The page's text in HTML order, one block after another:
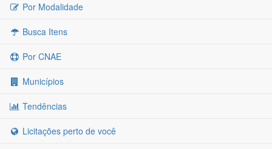
Por Modalidade
Busca Itens
Por CNAE
Municípios
Tendências
Licitações perto de você